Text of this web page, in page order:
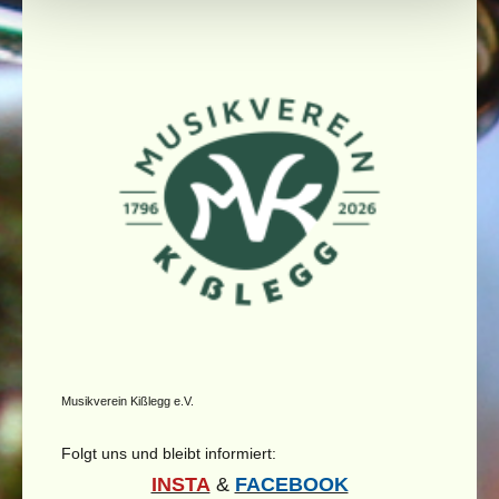
Musikverein Kißlegg e.V.
Folgt uns und bleibt informiert:
INSTA& FACEBOOK